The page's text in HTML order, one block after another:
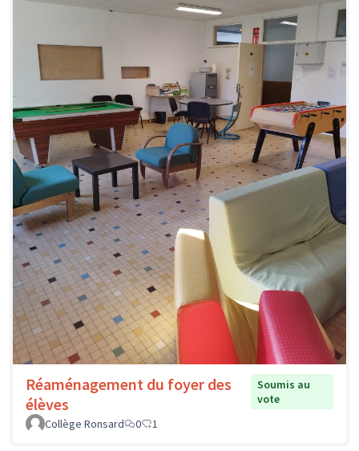
Réaménagement du foyer des
élèves
Soumis au
vote
Collège Ronsard
0 1